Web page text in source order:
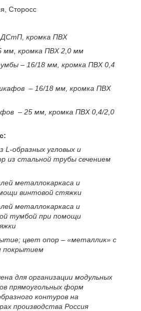
Сторосс
кромка ПВХ
мм, кромка ПВХ 2,0 мм
– 16/18 мм, кромка ПВХ 0,4
– 16/18 мм, кромка ПВХ
– 25 мм, кромка ПВХ 0,4/2,0
L-образных угловых и
из стальной трубы сечением
металлокаркаса и
винтовой стяжки
металлокаркаса и
тумбой при помощи
цвет опор – «металлик» с
покрытием
для организации модульных
прямоугольных форм
контуров на
производства Россия